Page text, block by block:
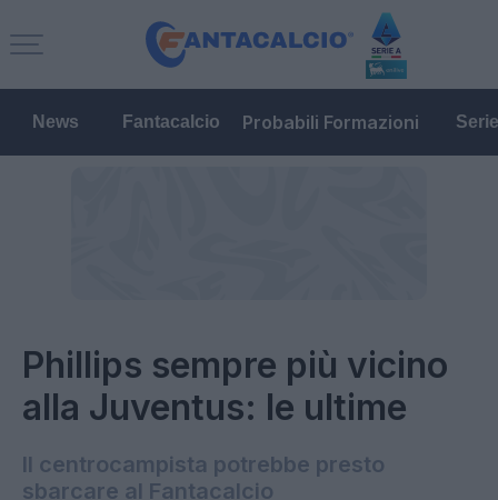
News Fantacalcio Probabili Formazioni
Phillips sempre più vicino
alla Juventus: le ultime
Il centrocampista potrebbe presto
sbarcare al Fantacalcio